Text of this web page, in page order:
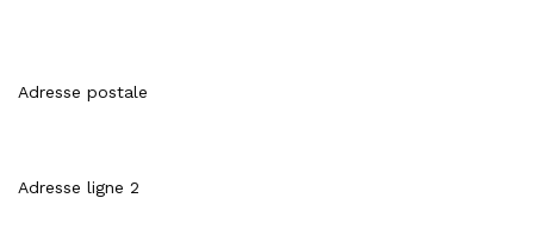
Adresse postale
Adresse ligne 2